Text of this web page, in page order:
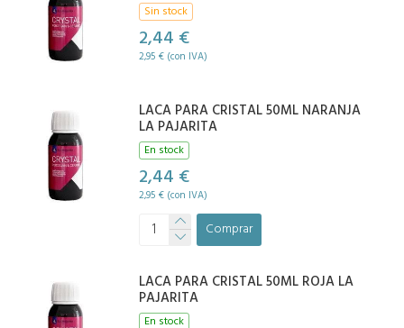
Sin stock
2,44 €
2,95 € (con IVA)
LACA PARA CRISTAL 50ML NARANJA
LA PAJARITA
En stock
2,44 €
2,95 € (con IVA)
Comprar
LACA PARA CRISTAL 50ML ROJA LA
PAJARITA
En stock